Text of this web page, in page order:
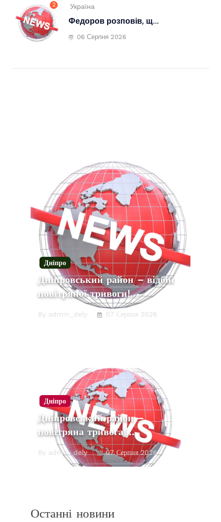
2 Україна
Федоров розповів, щ...
06 Серпня 2026
Дніпро
Дніпровський район – відбій
повітряної тривоги!…
By admin_dely 07 Серпня 2026
Дніпро
Дніпровський район –
повітряна тривога!…
By admin_dely 07 Серпня 2026
Останні новини